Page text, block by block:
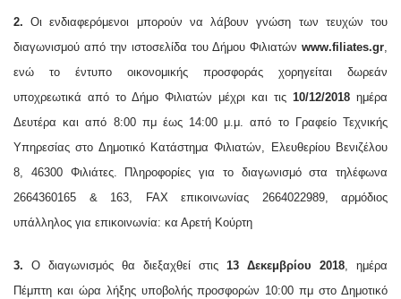
2. Οι ενδιαφερόμενοι μπορούν να λάβουν γνώση των τευχών του
διαγωνισμού από την ιστοσελίδα του Δήμου Φιλιατών www.filiates.gr,
ενώ το έντυπο οικονομικής προσφοράς χορηγείται δωρεάν
υποχρεωτικά από το Δήμο Φιλιατών μέχρι και τις 10/12/2018 ημέρα
Δευτέρα και από 8:00 πμ έως 14:00 μ.μ. από το Γραφείο Τεχνικής
Υπηρεσίας στο Δημοτικό Κατάστημα Φιλιατών, Ελευθερίου Βενιζέλου
8, 46300 Φιλιάτες.
Πληροφορίες για το διαγωνισμό στα τηλέφωνα
2664360165 & 163,
FAXεπικοινωνίας 2664022989, αρμόδιος
υπάλληλος για επικοινωνία: κα Αρετή Κούρτη
3. Ο διαγωνισμός θα διεξαχθεί στις 13 Δεκεμβρίου 2018, ημέρα
Πέμπτη και ώρα λήξης υποβολής προσφορών 10:00 πμ στο Δημοτικό